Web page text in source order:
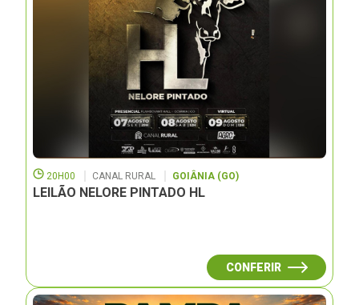
20H00 CANAL RURAL GOIÂNIA (GO)
LEILÃO NELORE PINTADO HL
CONFERIR